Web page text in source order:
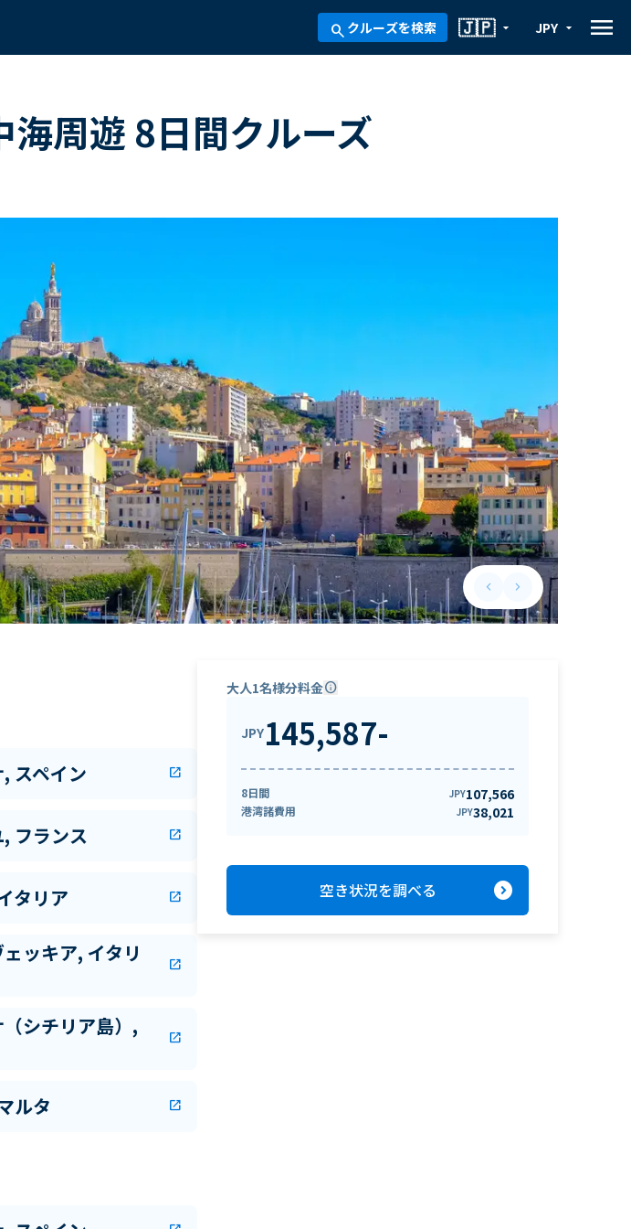
search クルーズを検索 arrow_drop_down
🇯🇵 arrow_drop_down
JPY menu
海周遊 8日間クルーズ
keyboard_arrow_leftPrevious slide
keyboard_arrow_rightNext slide
スペイン open_in_new
フランス open_in_new
タリア open_in_new
ッキア, イタリ
open_in_new
シチリア島）,
open_in_new
ルタ open_in_new
大人1名様分料金info
JPY145,587-
8日間 JPY107,566
港湾諸費用 JPY38,021
空き状況を調べる expand_circle_right